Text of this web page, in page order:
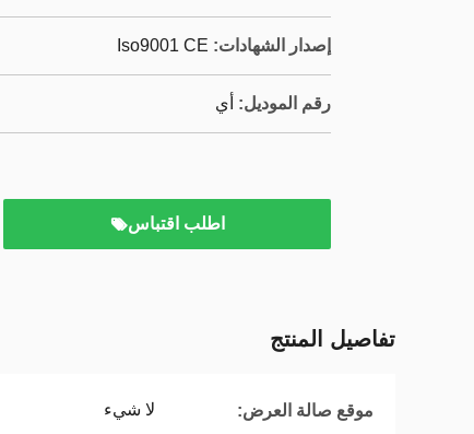
إصدار الشهادات: Iso9001 CE
رقم الموديل: أي
اطلب اقتباس
تفاصيل المنتج
موقع صالة العرض: لا شيء